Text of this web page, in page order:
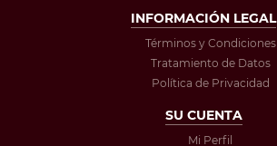
INFORMACIÓN LEGAL
Términos y Condiciones
Tratamiento de Datos
Política de Privacidad
SU CUENTA
Mi Perfil